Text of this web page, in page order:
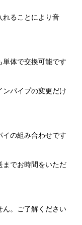
れることにより音
体で交換可能です
ンパイプの変更だけ
イの組み合わせです
までお時間をいただ
ん。ご了解ください